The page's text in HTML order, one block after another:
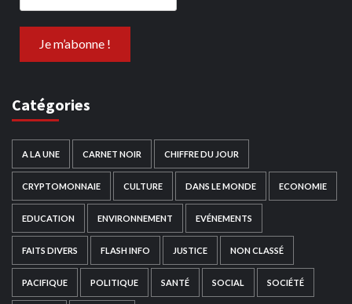
Catégories
A LA UNE CARNET NOIR CHIFFRE DU JOUR
CRYPTOMONNAIE CULTURE DANS LE MONDE ECONOMIE
EDUCATION ENVIRONNEMENT EVÉNEMENTS
FAITS DIVERS FLASH INFO JUSTICE NON CLASSÉ
PACIFIQUE POLITIQUE SANTÉ SOCIAL SOCIÉTÉ